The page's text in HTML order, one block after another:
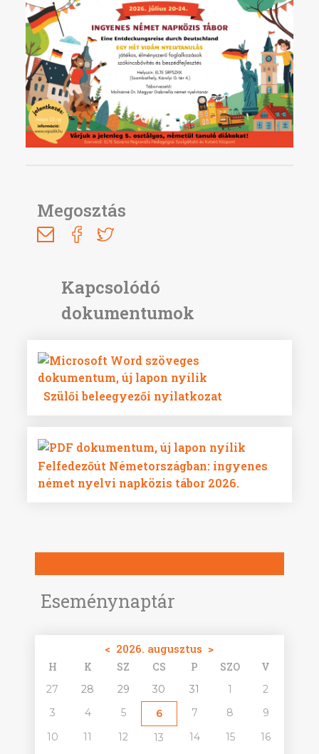
Eseménynaptár
< 2026. augusztus >
H K SZ CS P SZO V
27 28 29 30 31 1
2
3
4 5 6 7 8
9
10
11 12 13 14 15
16
Megosztás
Szülői beleegyezői nyilatkozat
Felfedezőút Németországban: ingyenes
német nyelvi napközis tábor 2026.